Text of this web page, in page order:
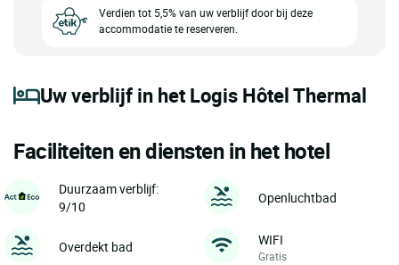
Verdien tot 5,5% van uw verblijf door bij deze
accommodatie te reserveren.
Uw verblijf in het Logis Hôtel Thermal
Faciliteiten en diensten in het hotel
Duurzaam verblijf:
9/10
Openluchtbad
Overdekt bad WIFI
Gratis